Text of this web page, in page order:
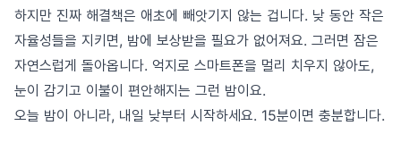
하지만 진짜 해결책은 애초에 빼앗기지 않는 겁니다. 낮 동안 작은
자율성들을 지키면, 밤에 보상받을 필요가 없어져요. 그러면 잠은
자연스럽게 돌아옵니다. 억지로 스마트폰을 멀리 치우지 않아도,
눈이 감기고 이불이 편안해지는 그런 밤이요.
오늘 밤이 아니라, 내일 낮부터 시작하세요. 15분이면 충분합니다.